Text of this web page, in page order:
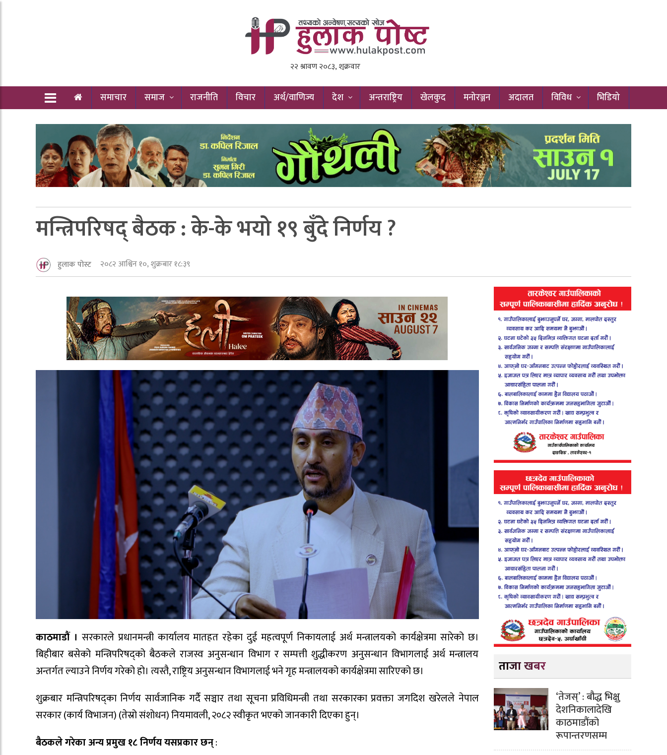
समाचार समाज राजनीति विचार अर्थ/वाणिज्य देश अन्तराष्ट्रिय खेलकुद मनोरञ्जन अदालत विविध भिडियो
मन्त्रिपरिषद् बैठक : के-के भयो १९ बुँदे निर्णय ?
हुलाक पोस्ट २०८२ आश्विन १०, शुक्रबार १८:३९
काठमाडौं । सरकारले प्रधानमन्त्री कार्यालय मातहत रहेका दुई महत्वपूर्ण निकायलाई अर्थ मन्त्रालयको कार्यक्षेत्रमा सारेको छ।
बिहीबार बसेको मन्त्रिपरिषद्को बैठकले राजस्व अनुसन्धान विभाग र सम्पत्ती शुद्धीकरण अनुसन्धान विभागलाई अर्थ मन्त्रालय
अन्तर्गत ल्याउने निर्णय गरेको हो। त्यस्तै, राष्ट्रिय अनुसन्धान विभागलाई भने गृह मन्त्रालयको कार्यक्षेत्रमा सारिएको छ।
शुक्रबार मन्त्रिपरिषद्का निर्णय सार्वजानिक गर्दै सञ्चार तथा सूचना प्रविधिमन्त्री तथा सरकारका प्रवक्ता जगदिश खरेलले नेपाल
सरकार (कार्य विभाजन) (तेस्रो संशोधन) नियमावली, २०८२ स्वीकृत भएको जानकारी दिएका हुन्।
बैठकले गरेका अन्य प्रमुख १८ निर्णय यसप्रकार छन्:
ताजा खबर
‘तेजस्’ : बौद्ध भिक्षु
देशनिकालादेखि
काठमाडौंको
रूपान्तरणसम्म